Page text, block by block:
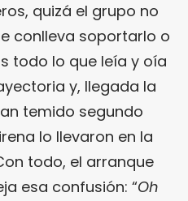
quizá el grupo no
conlleva soportarlo o
todo lo que leía y oía
y, llegada la
temido segundo
lo llevaron en la
todo, el arranque
esa confusión: “Oh